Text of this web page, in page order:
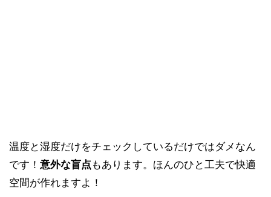
温度と湿度だけをチェックしているだけではダメなん
です！ 意外な盲点 もあります。ほんのひと工夫で快適
空間が作れますよ！